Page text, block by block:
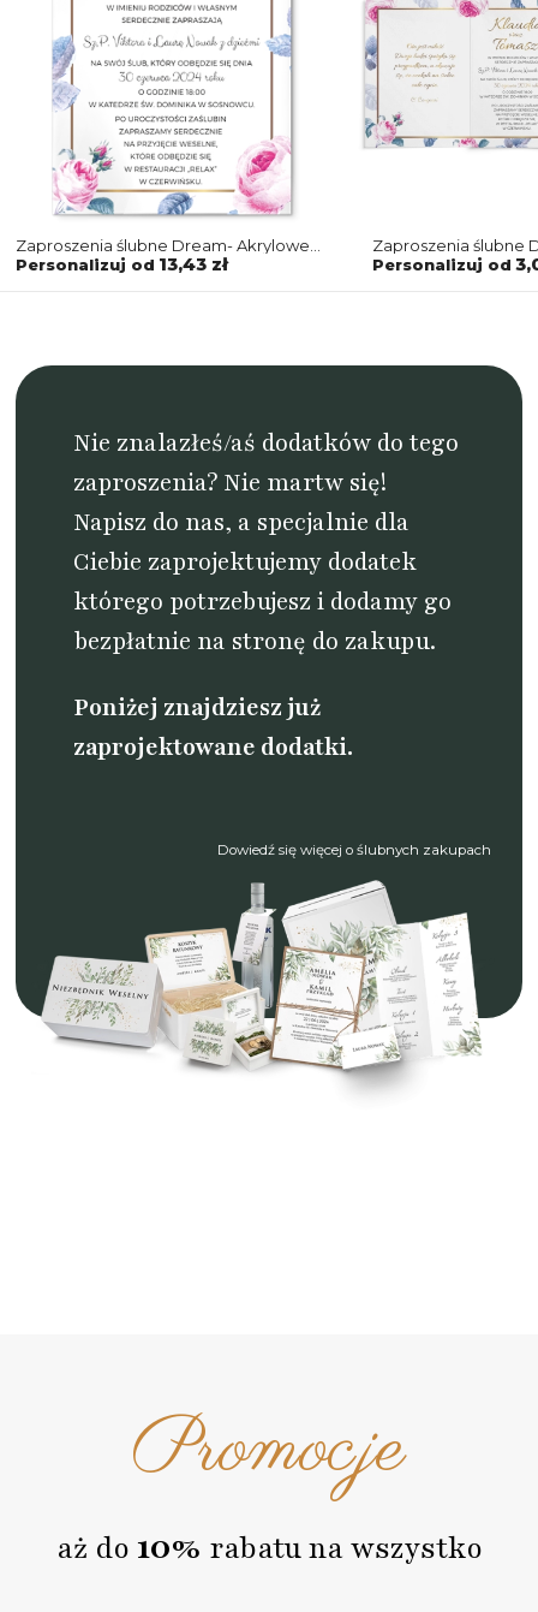
Zaproszenia ślubne Dream- Akrylowe
Motyw 3
Personalizuj od 13,43 zł
Zaproszenia ślubne
Motyw 3
Personalizuj od
Nie znalazłeś/aś dodatków do tego
zaproszenia? Nie martw się!
Napisz do nas, a specjalnie dla
Ciebie zaprojektujemy dodatek
którego potrzebujesz i dodamy go
bezpłatnie na stronę do zakupu.
Poniżej znajdziesz już
zaprojektowane dodatki.
Dowiedź się więcej o ślubnych zakupach
Promocje
aż do 10% rabatu na wszystko